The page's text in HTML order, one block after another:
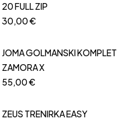
20 FULL ZIP
30,00€
JOMA GOLMANSKI KOMPLET
ZAMORA X
55,00€
ZEUS TRENIRKA EASY